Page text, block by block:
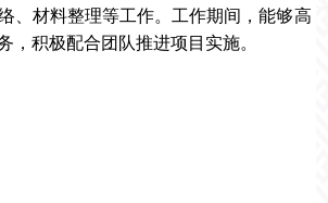
、材料整理等工作。工作期间，能够高
，积极配合团队推进项目实施。